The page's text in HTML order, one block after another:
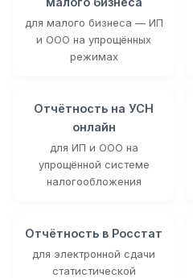
для малого бизнеса — ИП
и ООО на упрощённых
режимах
Отчётность на УСН
онлайн
для ИП и ООО на
упрощённой системе
налогообложения
Отчётность в Росстат
для электронной сдачи
статистической